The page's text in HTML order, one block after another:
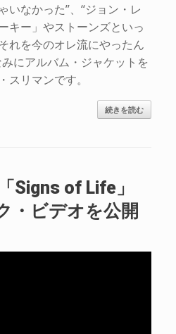
いなかった”、“ジョン・レ
キー」やストーンズといっ
れを今のオレ流にやったん
にアルバム・ジャケットを
スリマンです。
続きを読む
Signs of Life」
・ビデオを公開